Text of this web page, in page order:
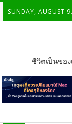
SUNDAY, AUGUST 9.
ชีวิตเป็นขอ